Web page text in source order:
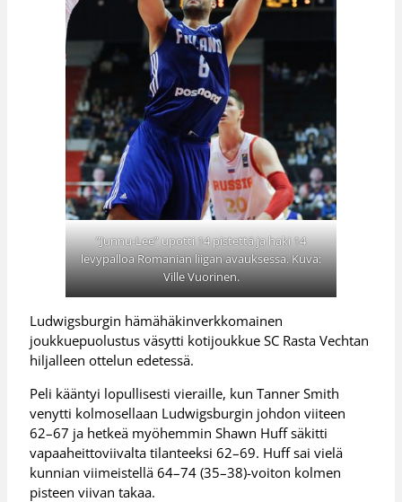
”Junnu-Lee” upotti 14 pistettä ja haki 14
levypalloa Romanian liigan avauksessa. Kuva:
Ville Vuorinen.
Ludwigsburgin hämähäkinverkkomainen
joukkuepuolustus väsytti kotijoukkue SC Rasta Vechtan
hiljalleen ottelun edetessä.
Peli kääntyi lopullisesti vieraille, kun Tanner Smith
venytti kolmosellaan Ludwigsburgin johdon viiteen
62–67 ja hetkeä myöhemmin Shawn Huff säkitti
vapaaheittoviivalta tilanteeksi 62–69. Huff sai vielä
kunnian viimeistellä 64–74 (35–38)-voiton kolmen
pisteen viivan takaa.